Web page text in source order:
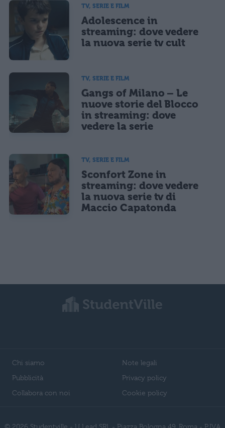
TV, SERIE E FILM
Adolescence in
streaming: dove vedere
la nuova serie tv cult
TV, SERIE E FILM
Gangs of Milano – Le
nuove storie del Blocco
in streaming: dove
vedere la serie
TV, SERIE E FILM
Sconfort Zone in
streaming: dove vedere
la nuova serie tv di
Maccio Capatonda
Chi siamo
Pubblicità
Collabora con noi
Note legali
Privacy policy
Cookie policy